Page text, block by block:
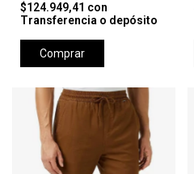
$124.949,41 con
Transferencia o depósito
Comprar